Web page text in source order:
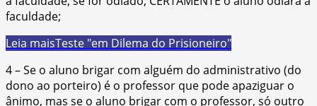
faculdade;
Leia maisTeste "em Dilema do Prisioneiro"
4 – Se o aluno brigar com alguém do administrativo (do
dono ao porteiro) é o professor que pode apaziguar o
ânimo, mas se o aluno brigar com o professor, só outro